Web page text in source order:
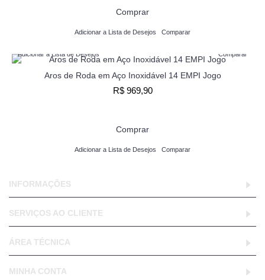
Comprar
Adicionar a Lista de Desejos Comparar
Adicionar a Lista de Desejos Comparar
Aros de Roda em Aço Inoxidável 14 EMPI Jogo
R$ 969,90
Comprar
Adicionar a Lista de Desejos Comparar
INFORMAÇÕES
SERVIÇOS AO CLIENTE
ÁREA TÉCNICA
MINHA CONTA